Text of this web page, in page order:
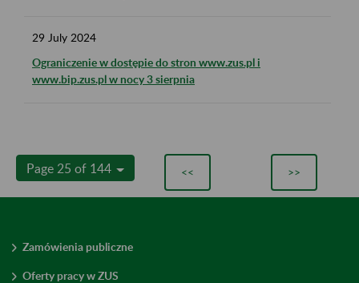
29 July 2024
Ograniczenie w dostępie do stron www.zus.pl i
www.bip.zus.pl w nocy 3 sierpnia
Page 25 of 144 << >>
Zamówienia publiczne
Oferty pracy w ZUS